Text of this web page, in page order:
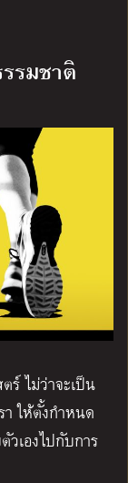
รมชาติ
ร์ ไม่ว่าจะเป็น
า ให้ตั้งกำหนด
วเองไปกับการ